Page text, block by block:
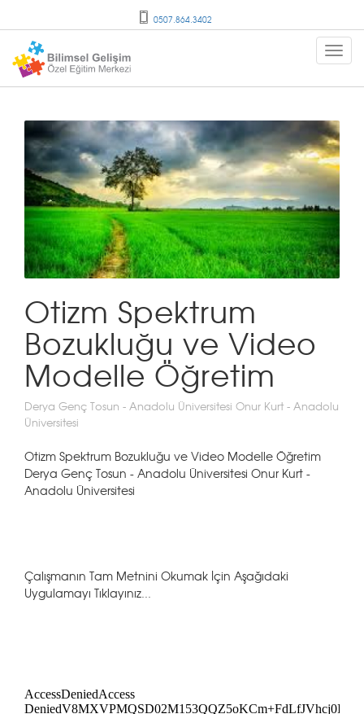
0507.864.3402
Otizm Spektrum
Bozukluğu ve Video
Modelle Öğretim
Derya Genç Tosun - Anadolu Üniversitesi Onur Kurt - Anadolu
Üniversitesi
Otizm Spektrum Bozukluğu ve Video Modelle Öğretim
Derya Genç Tosun - Anadolu Üniversitesi Onur Kurt -
Anadolu Üniversitesi
Çalışmanın Tam Metnini Okumak İçin Aşağıdaki
Uygulamayı Tıklayınız...